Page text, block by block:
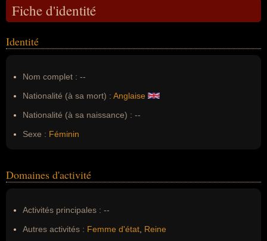
Fiche d'identité
Identité
Nom complet : --
Nationalité (à sa mort) : Anglaise
Nationalité (à sa naissance) : --
Sexe : Féminin
Domaines d'activité
Activités principales : --
Autres activités : Femme d'état Reine